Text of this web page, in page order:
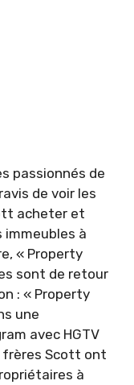
passionnés de
de voir les
acheter et
à
« Property
sont de retour
: « Property
une
avec HGTV
frères Scott ont
à